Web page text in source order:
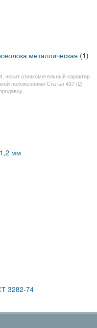
металлическая (1)
носит ознакомительный характер
положениями Статьи 437 (2)
мм
3282-74